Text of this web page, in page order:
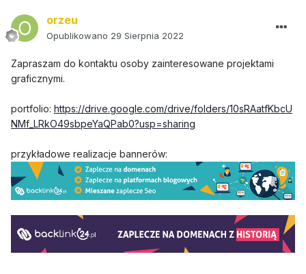
orzeu
Opublikowano 29 Sierpnia 2022
Zapraszam do kontaktu osoby zainteresowane projektami
graficznymi.
portfolio: https://drive.google.com/drive/folders/10sRAatfKbcU
NMf_LRkO49sbpeYaQPab0?usp=sharing
przykładowe realizacje bannerów: